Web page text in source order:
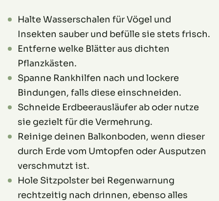
Halte Wasserschalen für Vögel und
Insekten sauber und befülle sie stets frisch.
Entferne welke Blätter aus dichten
Pflanzkästen.
Spanne Rankhilfen nach und lockere
Bindungen, falls diese einschneiden.
Schneide Erdbeerausläufer ab oder nutze
sie gezielt für die Vermehrung.
Reinige deinen Balkonboden, wenn dieser
durch Erde vom Umtopfen oder Ausputzen
verschmutzt ist.
Hole Sitzpolster bei Regenwarnung
rechtzeitig nach drinnen, ebenso alles